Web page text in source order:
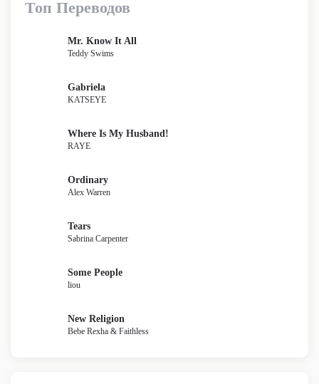
Топ Переводов
Mr. Know It All
Teddy Swims
Gabriela
KATSEYE
Where Is My Husband!
RAYE
Ordinary
Alex Warren
Tears
Sabrina Carpenter
Some People
liou
New Religion
Bebe Rexha & Faithless